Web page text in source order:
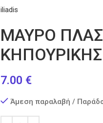
iliadis
ΜΑΥΡΟ
7.00 €
Άμεση παραλαβή /